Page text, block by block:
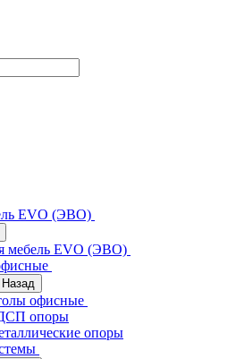
EVO (ЭВО)
мебель EVO (ЭВО)
Назад
офисные
опоры
опоры